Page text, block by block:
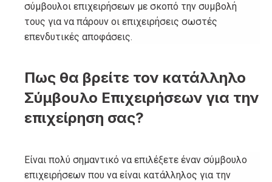
σύμβουλοι επιχειρήσεων με σκοπό την συμβολή
τους για να πάρουν οι επιχειρήσεις σωστές
επενδυτικές αποφάσεις.
Πως θα βρείτε τον κατάλληλο
Σύμβουλο Επιχειρήσεων για την
επιχείρηση σας?
Είναι πολύ σημαντικό να επιλέξετε έναν σύμβουλο
επιχειρήσεων που να είναι κατάλληλος για την